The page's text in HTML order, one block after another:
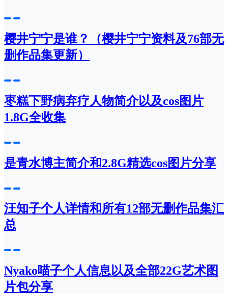
樱井宁宁是谁？（樱井宁宁资料及76部无
删作品集更新）
枣糕下野病弃疗人物简介以及cos图片
1.8G全收集
是青水博主简介和2.8G精选cos图片分享
汪知子个人详情和所有12部无删作品集汇
总
Nyako喵子个人信息以及全部22G艺术图
片包分享